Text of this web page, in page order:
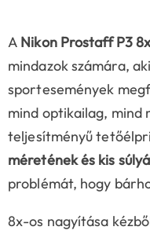
A Nikon Prostaff P3
mindazok számára,
sportesemények
mind optikailag, mind
teljesítményű
méretének és kis
problémát, hogy
8x-os nagyítása